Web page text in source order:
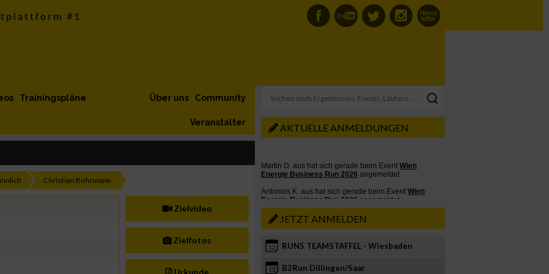
Trainingspläne Community
Über uns
Veranstalter
Christian Bohrmann
Zielvideo
Zielfotos
Urkunde
AKTUELLE ANMELDUNGEN
JETZT ANMELDEN
12 RUN5 TEAMSTAFFEL - Wiesbaden
13 B2Run Dillingen/Saar